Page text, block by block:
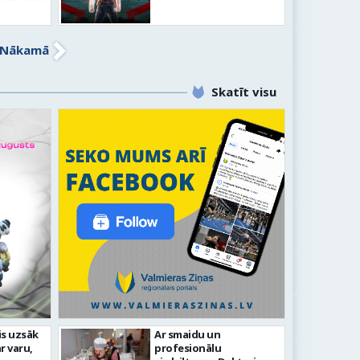
Nākamā
Skatīt visu
laikmetīgās kultūras
uzsāk
varu,
Ar smaidu un
profesionālu